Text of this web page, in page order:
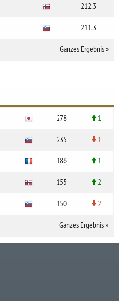
212.3
211.3
Ganzes Ergebnis»
278 1
235 1
186 1
155 2
150 2
Ganzes Ergebnis»